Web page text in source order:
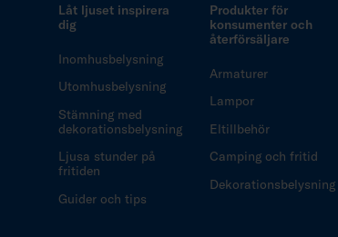
Låt ljuset inspirera
dig
Inomhusbelysning
Utomhusbelysning
Stämning med
dekorationsbelysning
Ljusa stunder på
fritiden
Guider och tips
Produkter för
konsumenter och
återförsäljare
Armaturer
Lampor
Eltillbehör
Camping och fritid
Dekorationsbelysning